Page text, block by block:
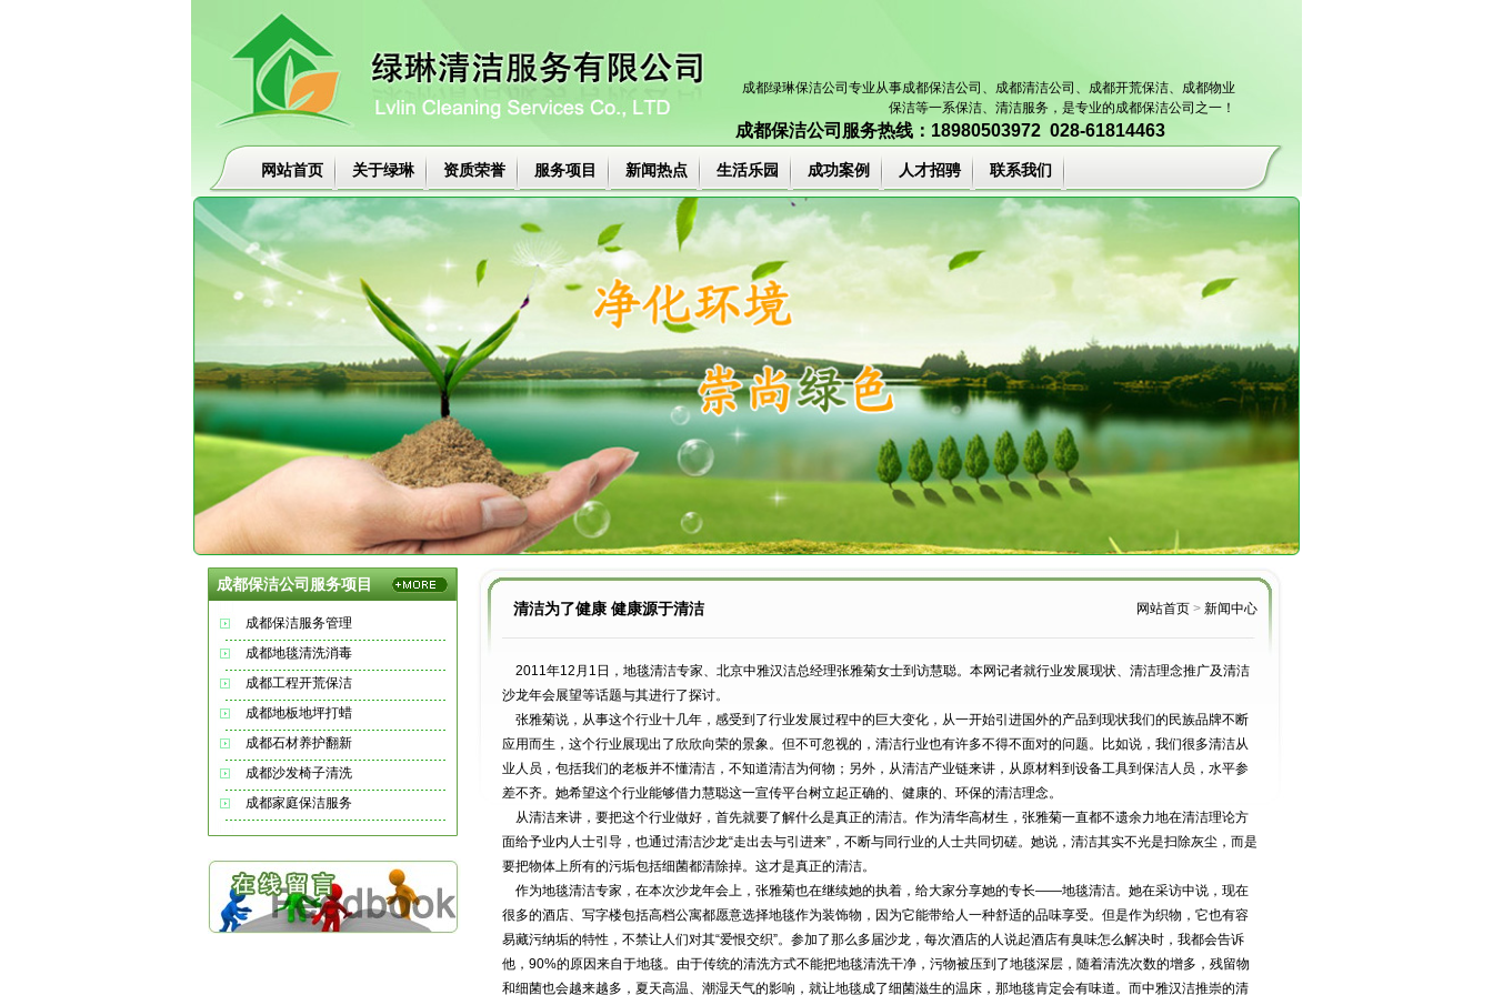
成都绿琳保洁公司专业从事成都保洁公司 、 成都清洁公司 、成都开荒保洁、成都物业
保洁等一系保洁、清洁服务，是专业的成都保洁公司之一！
成都保洁公司 服务热线：18980503972 028-61814463
网站首页 关于绿琳 资质荣誉 服务项目 新闻热点 生活乐园 成功案例 人才招骋 联系我们
成都保洁公司服务项目
成都保洁服务管理
成都地毯清洗消毒
成都工程开荒保洁
成都地板地坪打蜡
成都石材养护翻新
成都沙发椅子清洗
成都家庭保洁服务
清洁为了健康 健康源于清洁 网站首页 > 新闻中心
2011年12月1日，地毯清洁专家、北京中雅汉洁总经理张雅菊女士到访慧聪。本网记者就行业发展现状、清洁理念推广及清洁
沙龙年会展望等话题与其进行了探讨。
张雅菊说，从事这个行业十几年，感受到了行业发展过程中的巨大变化，从一开始引进国外的产品到现状我们的民族品牌不断
应用而生，这个行业展现出了欣欣向荣的景象。但不可忽视的，清洁行业也有许多不得不面对的问题。比如说，我们很多清洁从
业人员，包括我们的老板并不懂清洁，不知道清洁为何物；另外，从清洁产业链来讲，从原材料到设备工具到保洁人员，水平参
差不齐。她希望这个行业能够借力慧聪这一宣传平台树立起正确的、健康的、环保的清洁理念。
从清洁来讲，要把这个行业做好，首先就要了解什么是真正的清洁。作为清华高材生，张雅菊一直都不遗余力地在清洁理论方
面给予业内人士引导，也通过清洁沙龙“走出去与引进来”，不断与同行业的人士共同切磋。她说，清洁其实不光是扫除灰尘，而是
要把物体上所有的污垢包括细菌都清除掉。这才是真正的清洁。
作为地毯清洁专家，在本次沙龙年会上，张雅菊也在继续她的执着，给大家分享她的专长——地毯清洁。她在采访中说，现在
很多的酒店、写字楼包括高档公寓都愿意选择地毯作为装饰物，因为它能带给人一种舒适的品味享受。但是作为织物，它也有容
易藏污纳垢的特性，不禁让人们对其“爱恨交织”。参加了那么多届沙龙，每次酒店的人说起酒店有臭味怎么解决时，我都会告诉
他，90%的原因来自于地毯。由于传统的清洗方式不能把地毯清洗干净，污物被压到了地毯深层，随着清洗次数的增多，残留物
和细菌也会越来越多，夏天高温、潮湿天气的影响，就让地毯成了细菌滋生的温床，那地毯肯定会有味道。而中雅汉洁推崇的清